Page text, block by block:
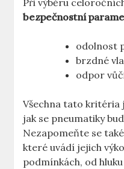
Při výběru
bezpečnostní
odolnost
brzdné
odpor
Všechna tato
jak se pneumatiky
Nezapomeňte se
které uvádí jejich
podmínkách, od